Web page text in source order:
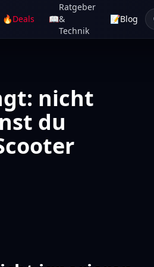
🔥Deals 📖
Ratgeber
&
Technik
📝Blog
nicht
du